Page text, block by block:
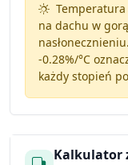
na dachu w
-0.28%/°C
każdy stopień
Kalkulator